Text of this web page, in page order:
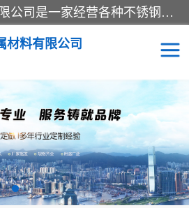
山东华钰金属材料有限公司是一家经营各种不锈钢管材、板材、圆钢、法兰、封头、型材等产品的公司；主营产品有：不锈钢管，激光切割，管件标准件，不锈钢圆钢，不锈钢人孔，不锈钢亮管，不锈钢角钢，不锈钢加工，不锈钢管子，不锈钢工业方管，不锈钢封头，不锈钢法兰，不锈钢阀门，不锈钢槽钢，不锈钢扁钢，不锈钢板等；可为客户制作各种规格的型材及不锈钢配件、非标准件及各种容器具等，能满足客户的不同采购要求。
材料有限公司
激光切割
不锈钢圆钢
不锈钢亮管